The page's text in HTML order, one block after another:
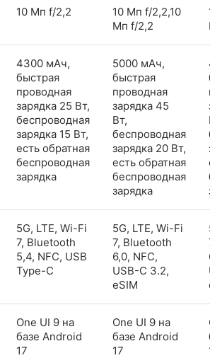
10 Мп f/2,2
10 Мп f/2,2,10
Мп f/2,2
4300 мАч,
быстрая
проводная
зарядка 25 Вт,
беспроводная
зарядка 15 Вт,
есть обратная
беспроводная
зарядка
5000 мАч,
быстрая
проводная
зарядка 45
Вт,
беспроводная
зарядка 20 Вт,
есть обратная
беспроводная
зарядка
5G, LTE, Wi-Fi
7, Bluetooth
5,4, NFC, USB
Type-C
5G, LTE, Wi-Fi
7, Bluetooth
6,0, NFC,
USB-C 3.2,
eSIM
One UI 9 на
базе Android
17
One UI 9 на
базе Android
17